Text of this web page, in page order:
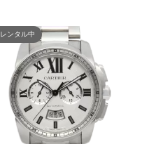
レンタル中